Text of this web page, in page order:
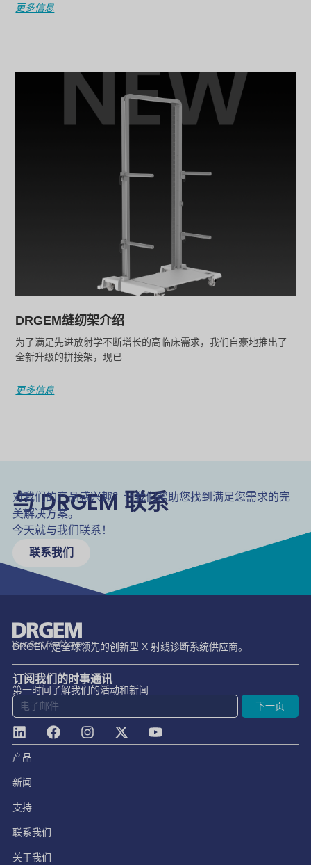
更多信息
DRGEM缝纫架介绍
为了满足先进放射学不断增长的高临床需求，我们自豪地推出了
全新升级的拼接架，现已
更多信息
与 DRGEM 联系
对我们的产品感兴趣？让我们帮助您找到满足您需求的完
美解决方案。
今天就与我们联系！
联系我们
DRGEM 是全球领先的创新型 X 射线诊断系统供应商。
订阅我们的时事通讯
第一时间了解我们的活动和新闻
下一页
产品
新闻
支持
联系我们
关于我们